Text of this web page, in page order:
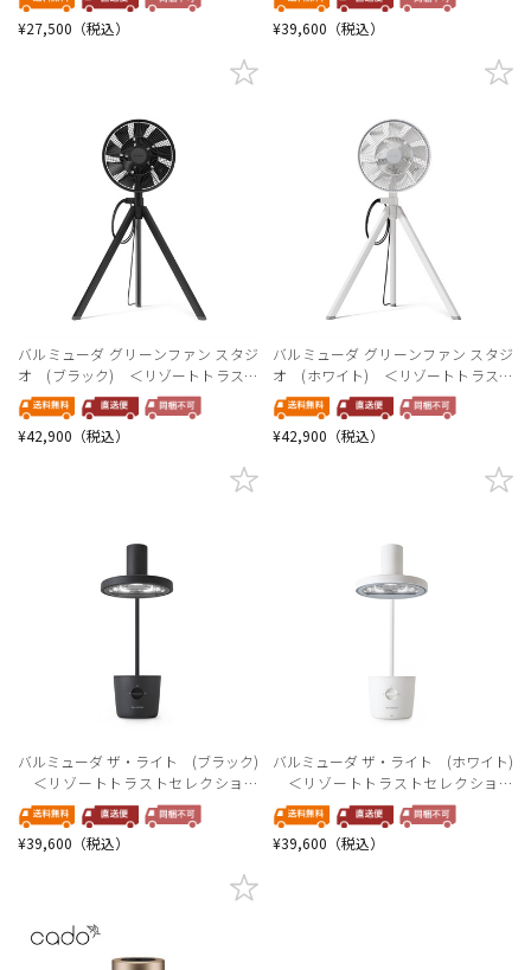
¥27,500（税込）
¥39,600（税込）
バルミューダ グリーンファン スタジ
オ (ブラック) ＜リゾートトラスト
セレクション＞
¥42,900（税込）
バルミューダ グリーンファン スタジ
オ (ホワイト) ＜リゾートトラスト
セレクション＞
¥42,900（税込）
バルミューダ ザ・ライト (ブラック)
＜リゾートトラストセレクション
＞
¥39,600（税込）
バルミューダ ザ・ライト (ホワイト)
＜リゾートトラストセレクション
＞
¥39,600（税込）